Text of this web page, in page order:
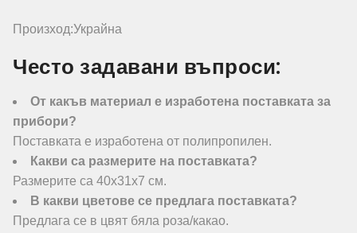
Произход:Украйна
Често задавани въпроси:
От какъв материал е изработена поставката за
прибори?
Поставката е изработена от полипропилен.
Какви са размерите на поставката?
Размерите са 40х31х7 см.
В какви цветове се предлага поставката?
Предлага се в цвят бяла роза/какао.